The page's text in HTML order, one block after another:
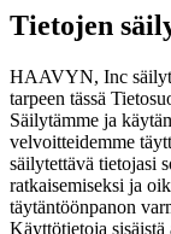
Tietojen
HAAVYN, Inc
tarpeen tässä
Säilytämme ja
velvoitteidemme
säilytettävä tietojasi
ratkaisemiseksi ja
täytäntöönpanon
Käyttötietoja